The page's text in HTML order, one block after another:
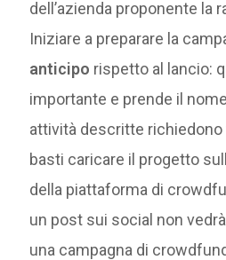
dell’azienda proponente la
Iniziare a preparare la
anticipo rispetto al lancio:
importante e prende il
attività descritte
basti caricare il progetto
della piattaforma di
un post sui social non
una campagna di